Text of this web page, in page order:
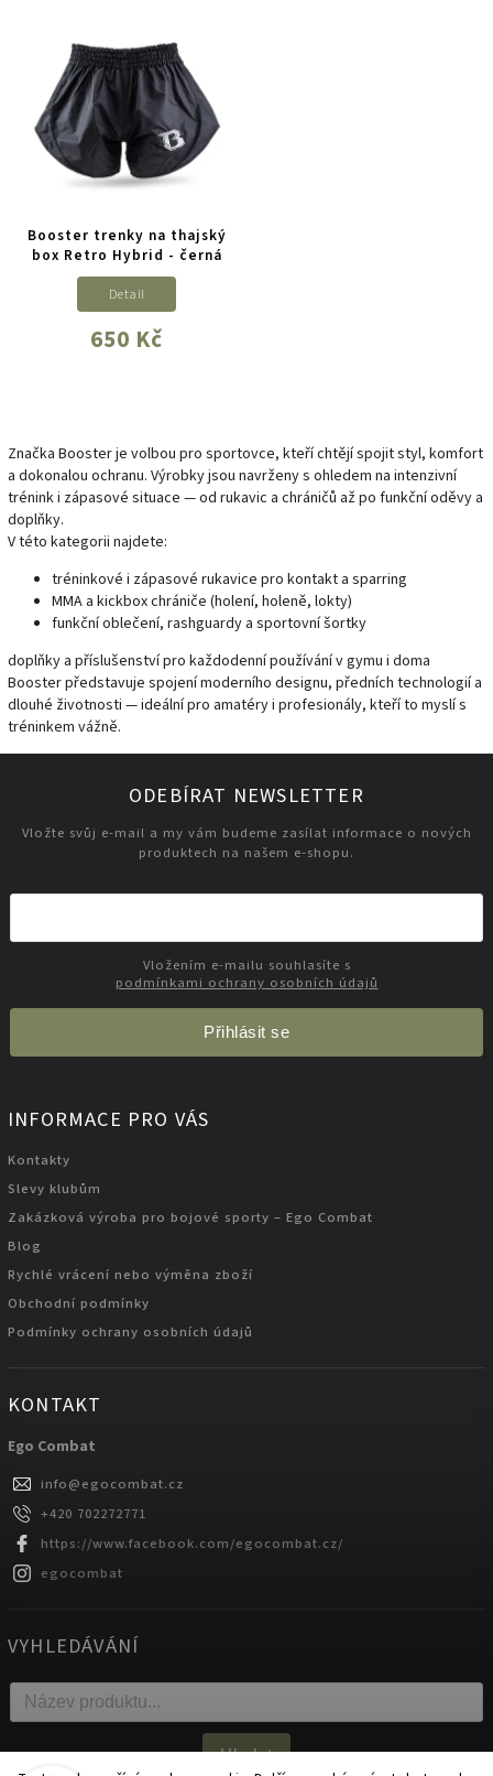
Booster trenky na thajský
box Retro Hybrid - černá
650 Kč
Detail
Značka Booster je volbou pro sportovce, kteří chtějí spojit styl, komfort
a dokonalou ochranu. Výrobky jsou navrženy s ohledem na intenzivní
trénink i zápasové situace — od rukavic a chráničů až po funkční oděvy a
doplňky.
V této kategorii najdete:
tréninkové i zápasové rukavice pro kontakt a sparring
MMA a kickbox chrániče (holení, holeně, lokty)
funkční oblečení, rashguardy a sportovní šortky
doplňky a příslušenství pro každodenní používání v gymu i doma
Booster představuje spojení moderního designu, předních technologií a
dlouhé životnosti — ideální pro amatéry i profesionály, kteří to myslí s
tréninkem vážně.
ODEBÍRAT NEWSLETTER
Vložte svůj e-mail a my vám budeme zasílat informace o nových
produktech na našem e-shopu.
podmínkami ochrany osobních údajů
Přihlásit se
INFORMACE PRO VÁS
Kontakty
Slevy klubům
Zakázková výroba pro bojové sporty – Ego Combat
Blog
Rychlé vrácení nebo výměna zboží
Obchodní podmínky
Podmínky ochrany osobních údajů
KONTAKT
Ego Combat
info@egocombat.cz
+420 702272771
https://www.facebook.com/egocombat.cz/
egocombat
VYHLEDÁVÁNÍ
Hledat